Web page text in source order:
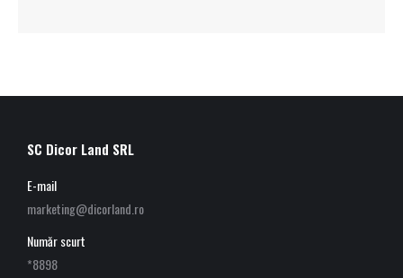
SC Dicor Land SRL
E-mail
marketing@dicorland.ro
Număr scurt
*8898